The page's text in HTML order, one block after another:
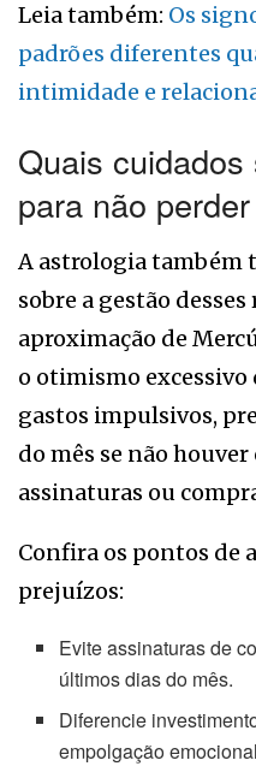
Leia também: Os
padrões diferentes
intimidade e
Quais
para não
A astrologia também
sobre a gestão desses
aproximação de
o otimismo excessivo
gastos impulsivos,
do mês se não
assinaturas ou
Confira os pontos de
prejuízos:
Evite assinaturas de
últimos dias do mês.
Diferencie
empolgação